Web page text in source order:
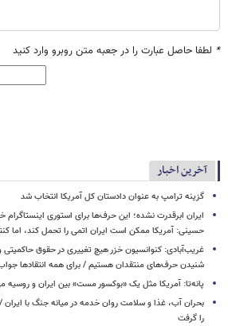
* لطفا حاصل عبارت را در جعبه متن روبرو وارد کنید
آخرین اخبار
گزینه ترامپ به عنوان دادستان کل آمریکا انتخاب شد
ایران ابرقدرت نشده؛ این حرف‌ها برای استوری
حسینی: آمریکا ممکن است ایران اتمی را تحمل کند، اما
غریب‌آبادی: کنوانسیون خزر هیچ تغییری در حقوق حاکمیتی
شنیدن حرف‌های منتقدان هستیم / برای همه انتقادها
پانه‌تا: آمریکا مثل یک «بوکسور مست» بین ایران و روسیه
بحران آب، غذا و سلامت روان خدمه در میانه جنگ با
را گرفت